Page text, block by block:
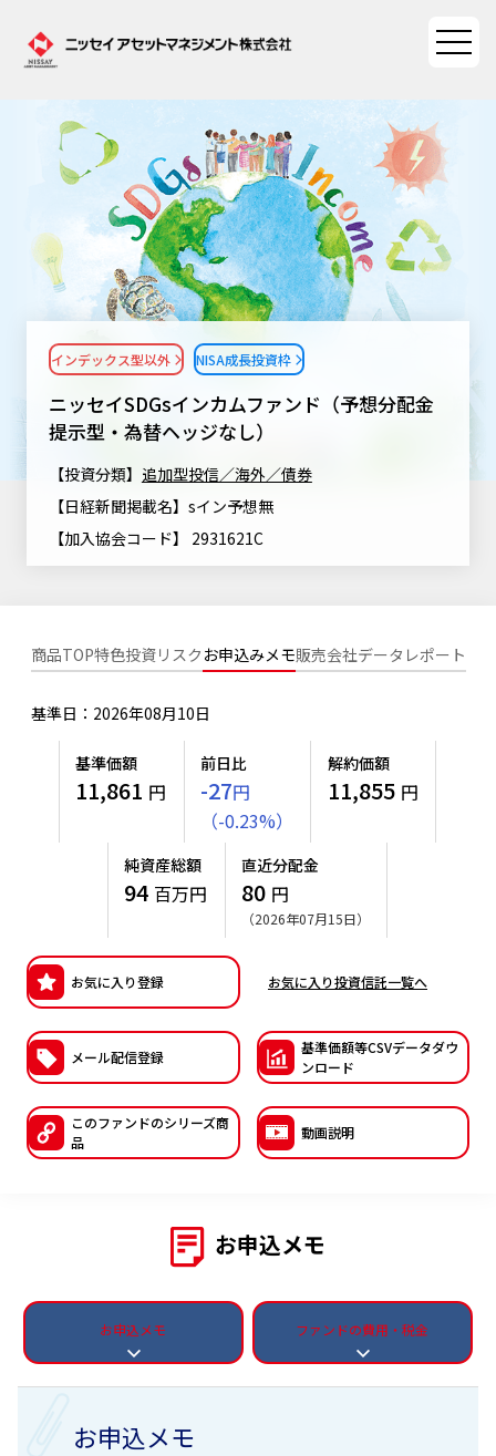
ファンド情報
ファンド情報TOP
基準価額一覧
ファンド検索
ファンド比較
決算カレンダー
海外休日カレンダー
投資信託新商品のご案内
投資信託償還商品のご案内
有価証券届出書の効力の発生の有無について
こだわりのインデックスファンド 購入・換金手数料なしシ
確定拠出年金について
確定拠出年金での商品の選び方について
マーケット情報
マーケット情報TOP
マーケット指数
大関 洋の「十字路」
ファンドレポート
資産形成ポータル
資産形成ポータルTOP
資産形成サービス
Nダイレクト
Goal Navi
NAMシティ
投資の教室
サステナビリティ
サステナビリティTOP
サステナビリティ経営
SDGsとは？
ニッセイアセットの重要課題
サステナビリティへの取り組み
サステナビリティレポート
日本版スチュワードシップ・コードへの対応
国内株式議決権行使の方針と判断基準
ニッセイアセットについて
ニッセイアセットについてTOP
受賞歴
方針・その他開示情報
採用情報
公式キャラクターのご紹介
最新情報
ニッセイSDGsインカムファンド（予想分配金
提示型・為替ヘッジなし）
インデックス型以外 NISA成長投資枠
【投資分類】 追加型投信／海外／債券
【日経新聞掲載名】sイン予想無
【加入協会コード】 2931621C
商品TOP特色投資リスク お申込みメモ販売会社データ レポート
基準日：2026年08月10日
基準価額
11,861 円
前日比
-27円
（-0.23%）
解約価額
11,855 円
純資産総額
94 百万円
直近分配金
80 円
（2026年07月15日）
お気に入り登録 お気に入り投資信託一覧へ
メール配信登録
基準価額等CSVデータダウ
ンロード
このファンドのシリーズ商
品
動画説明
お申込メモ
お申込メモ ファンドの費用・税金
お申込メモ